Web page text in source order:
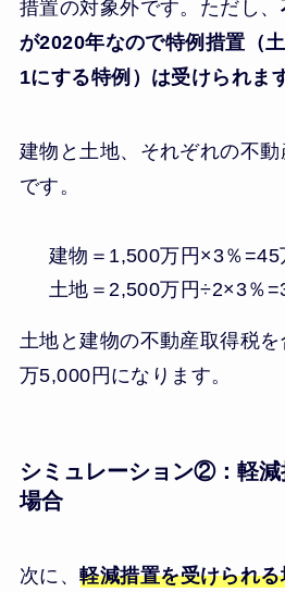
措置の対象外です。ただし、
が2020年なので特例措置（
1にする特例）は受けられま
建物と土地、それぞれの不
です。
建物＝1,500万円×3％=45
土地＝2,500万円÷2×3％
土地と建物の不動産取得税
万5,000円になります。
シミュレーション②：軽
場合
次に、軽減措置を受けられる